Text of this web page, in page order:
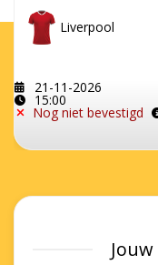
Liverpool
21-11-2026
15:00
Nog niet bevestigd
Jouw